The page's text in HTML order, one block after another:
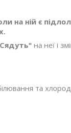
на ній є
на неї і
та